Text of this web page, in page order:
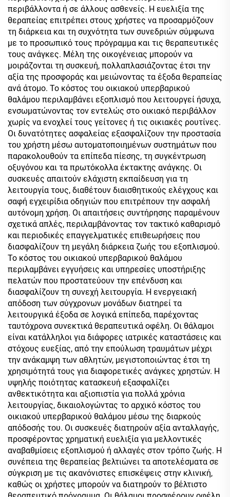
περιβάλλοντα ή σε άλλους ασθενείς. Η ευελιξία της
θεραπείας επιτρέπει στους χρήστες να προσαρμόζουν
τη διάρκεια και τη συχνότητα των συνεδριών σύμφωνα
με το προσωπικό τους πρόγραμμα και τις θεραπευτικές
τους ανάγκες. Μέλη της οικογένειας μπορούν να
μοιράζονται τη συσκευή, πολλαπλασιάζοντας έτσι την
αξία της προσφοράς και μειώνοντας τα έξοδα θεραπείας
ανά άτομο. Το κόστος του οικιακού υπερβαρικού
θαλάμου περιλαμβάνει εξοπλισμό που λειτουργεί ήσυχα,
ενσωματώνοντας τον εντελώς στο οικιακό περιβάλλον
χωρίς να ενοχλεί τους γείτονες ή τις οικιακές ρουτίνες.
Οι δυνατότητες ασφαλείας εξασφαλίζουν την προστασία
του χρήστη μέσω αυτοματοποιημένων συστημάτων που
παρακολουθούν τα επίπεδα πίεσης, τη συγκέντρωση
οξυγόνου και τα πρωτόκολλα έκτακτης ανάγκης. Οι
συσκευές απαιτούν ελάχιστη εκπαίδευση για τη
λειτουργία τους, διαθέτουν διαισθητικούς ελέγχους και
σαφή εγχειρίδια οδηγιών που επιτρέπουν την ασφαλή
αυτόνομη χρήση. Οι απαιτήσεις συντήρησης παραμένουν
σχετικά απλές, περιλαμβάνοντας τον τακτικό καθαρισμό
και περιοδικές επαγγελματικές επιθεωρήσεις που
διασφαλίζουν τη μεγάλη διάρκεια ζωής του εξοπλισμού.
Το κόστος του οικιακού υπερβαρικού θαλάμου
περιλαμβάνει εγγυήσεις και υπηρεσίες υποστήριξης
πελατών που προστατεύουν την επένδυση και
διασφαλίζουν τη συνεχή λειτουργία. Η ενεργειακή
απόδοση των σύγχρονων μονάδων διατηρεί τα
λειτουργικά έξοδα σε λογικά επίπεδα, παρέχοντας
ταυτόχρονα συνεκτικά θεραπευτικά οφέλη. Οι θάλαμοι
είναι κατάλληλοι για διάφορες ιατρικές καταστάσεις και
στόχους ευεξίας, από την επούλωση τραυμάτων μέχρι
την ανάκαμψη των αθλητών, μεγιστοποιώντας έτσι τη
χρησιμότητά τους για διαφορετικές ανάγκες χρηστών. Η
υψηλής ποιότητας κατασκευή εξασφαλίζει
ανθεκτικότητα και αξιοπιστία για πολλά χρόνια
λειτουργίας, δικαιολογώντας το αρχικό κόστος του
οικιακού υπερβαρικού θαλάμου μέσω της διαρκούς
απόδοσής του. Οι συσκευές διατηρούν αξία ανταλλαγής,
προσφέροντας χρηματική ευελιξία για μελλοντικές
αναβαθμίσεις εξοπλισμού ή αλλαγές στον τρόπο ζωής. Η
συνέπεια της θεραπείας βελτιώνει τα αποτελέσματα σε
σύγκριση με τις ακανόνιστες επισκέψεις στην κλινική,
καθώς οι χρήστες μπορούν να διατηρούν το βέλτιστο